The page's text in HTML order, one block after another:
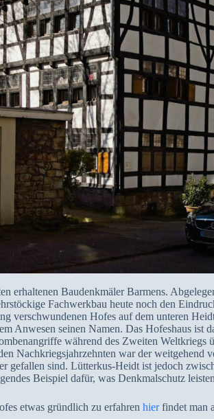
erhaltenen Baudenkmäler Barmens.
Fachwerkbau heute noch den
verschwundenen Hofes auf dem unteren
Anwesen seinen Namen. Das Hofeshaus ist
während des Zweiten Weltkriegs
Nachkriegsjahrzehnten war der weitgehend
gefallen sind. Lütterkus-Heidt ist jedoch
Beispiel dafür, was Denkmalschutz
etwas gründlich zu erfahren hierfindet man